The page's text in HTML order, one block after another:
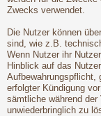
Zwecks verwendet.
Die Nutzer können
sind, wie z.B.
Wenn Nutzer ihr
Hinblick auf das
Aufbewahrungspflicht,
erfolgter Kündigung
sämtliche während der
unwiederbringlich zu